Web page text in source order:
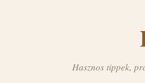
Hasznos tippek,